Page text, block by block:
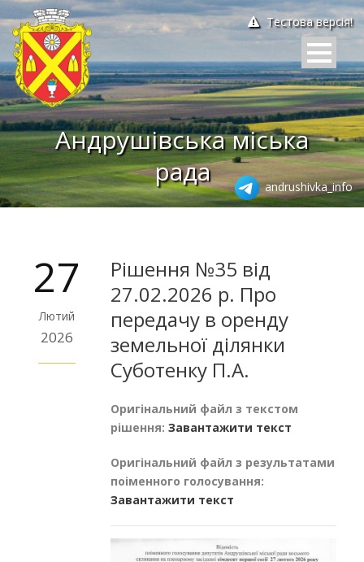
Тестова версія!
Андрушівська міська
рада
andrushivka_info
27
Лютий
2026
Рішення №35 від
27.02.2026 р. Про
передачу в оренду
земельної ділянки
Суботенку П.А.
Оригінальний файл з текстом
рішення: Завантажити текст
Оригінальний файл з результатами
поіменного голосування:
Завантажити текст